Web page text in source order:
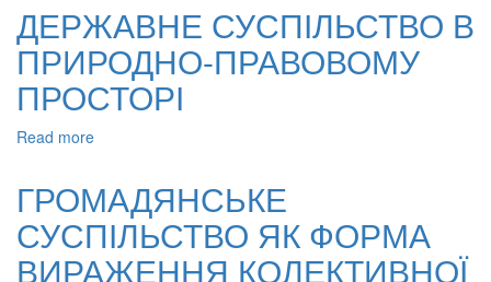
ГРОМАДСЬКИХ
ОБ’ЄДНАНЬ
В
УКРАЇНІ
ДЕРЖАВНЕ СУСПІЛЬСТВО В
ПРИРОДНО-ПРАВОВОМУ
ПРОСТОРІ
Read more
В
ПРИРОДНО-
ПРАВОВОМУ
ПРОСТОРІ
ГРОМАДЯНСЬКЕ
СУСПІЛЬСТВО ЯК ФОРМА
ВИРАЖЕННЯ КОЛЕКТИВНОЇ